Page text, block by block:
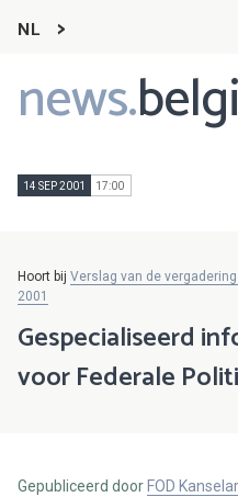
NL
news.
Main
navigation
14 SEP 2001 17:00
Hoort bij Verslag van de
2001
Gespecialiseerd
voor Federale
Gepubliceerd door FOD